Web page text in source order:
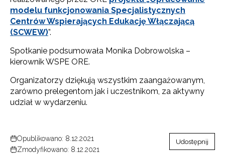
modelu funkcjonowania Specjalistycznych
Centrów Wspierających Edukację Włączającą
(SCWEW)”.
Spotkanie podsumowała Monika Dobrowolska –
kierownik WSPE ORE.
Organizatorzy dziękują wszystkim zaangażowanym,
zarówno prelegentom jak i uczestnikom, za aktywny
udział w wydarzeniu.
Opublikowano: 8.12.2021
Zmodyfikowano: 8.12.2021
Udostępnij